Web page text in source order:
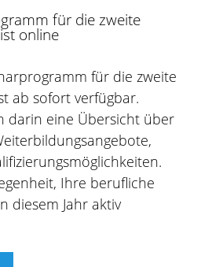
für die zweite
online
für die zweite
ab sofort verfügbar.
darin eine Übersicht über
Ihre berufliche
diesem Jahr aktiv